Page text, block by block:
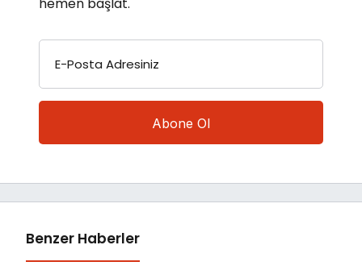
hemen başlat.
E-Posta Adresiniz
Benzer Haberler